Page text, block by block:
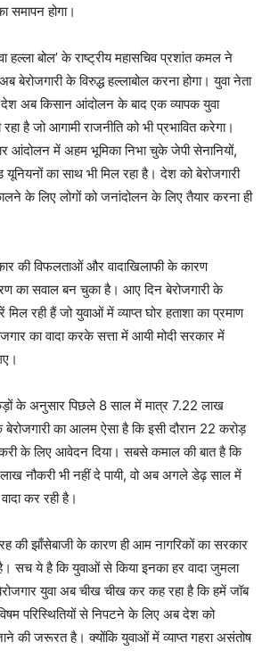
समापन होगा।
हल्ला बोल’ के राष्ट्रीय महासचिव प्रशांत कमल ने
बेरोजगारी के विरुद्ध हल्लाबोल करना होगा। युवा नेता
देश अब किसान आंदोलन के बाद एक व्यापक युवा
है जो आगामी राजनीति को भी प्रभावित करेगा।
आंदोलन में अहम भूमिका निभा चुके जेपी सेनानियों,
यूनियनों का साथ भी मिल रहा है। देश को बेरोजगारी
के लिए लोगों को जनांदोलन के लिए तैयार करना ही
की विफलताओं और वादाखिलाफी के कारण
का सवाल बन चुका है। आए दिन बेरोजगारी के
रही हैं जो युवाओं में व्याप्त घोर हताशा का प्रमाण
का वादा करके सत्ता में आयी मोदी सरकार में
के अनुसार पिछले 8 साल में मात्र 7.22 लाख
बेरोजगारी का आलम ऐसा है कि इसी दौरान 22 करोड़
के लिए आवेदन दिया। सबसे कमाल की बात है कि
नौकरी भी नहीं दे पायी, वो अब अगले डेढ़ साल में
कर रही है।
की झाँसेबाजी के कारण ही आम नागरिकों का सरकार
सच ये है कि युवाओं से किया इनका हर वादा जुमला
युवा अब चीख चीख कर कह रहा है कि हमें जॉब
परिस्थितियों से निपटने के लिए अब देश को
की जरूरत है। क्योंकि युवाओं में व्याप्त गहरा असंतोष